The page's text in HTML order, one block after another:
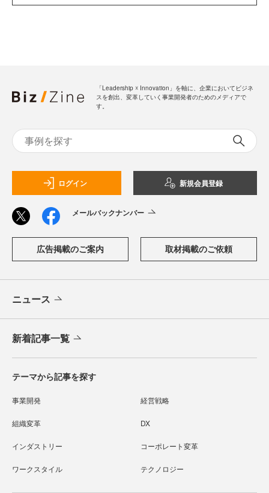
「Leadership ☓ Innovation」を軸に、企業においてビジネ
スを創出、変革していく事業開発者のためのメディアで
す。
ログイン 新規会員登録
メールバックナンバー
広告掲載のご案内 取材掲載のご依頼
ニュース
新着記事一覧
テーマから記事を探す
事業開発 経営戦略
組織変革 DX
インダストリー コーポレート変革
ワークスタイル テクノロジー